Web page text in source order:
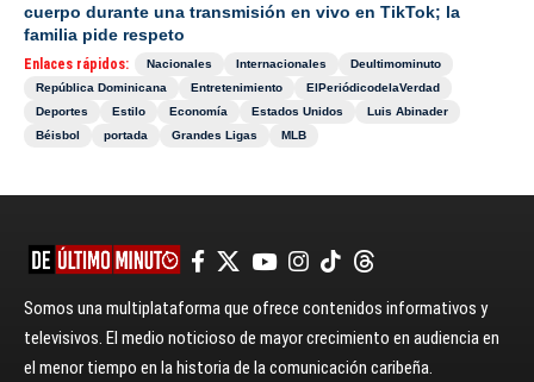
cuerpo durante una transmisión en vivo en TikTok; la
familia pide respeto
Enlaces rápidos: Nacionales Internacionales
Deultimominuto
República Dominicana
Entretenimiento
ElPeriódicodelaVerdad
Deportes
Estilo Economía Estados Unidos
Luis Abinader
Béisbol
portada Grandes Ligas MLB
Somos una multiplataforma que ofrece contenidos informativos y
televisivos. El medio noticioso de mayor crecimiento en audiencia en
el menor tiempo en la historia de la comunicación caribeña.